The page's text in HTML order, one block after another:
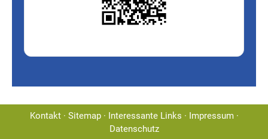
Kontakt· Sitemap· Interessante Links · Impressum·
Datenschutz